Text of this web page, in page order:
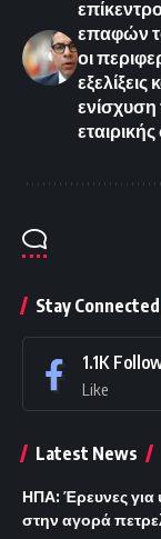
επαφών
οι
εξελίξεις
ενίσχυση
Stay Connected
1.1K
Like
Latest News
ΗΠΑ: Έρευνες για
στην αγορά